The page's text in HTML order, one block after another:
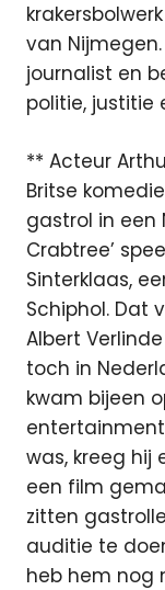
van
journalist en
politie, justitie
** Acteur
Britse
gastrol in een
Crabtree’
Sinterklaas,
Schiphol. Dat
Albert
toch in
kwam bijeen
was, kreeg hij
een film
zitten
auditie te
heb hem nog